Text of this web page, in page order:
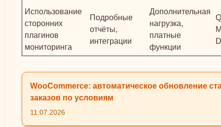
Использование
сторонних
плагинов
мониторинга
Подробные
отчёты,
интеграции
Дополнительная
нагрузка,
платные
функции
WooCommerce: автоматическое обновление
заказов по условиям
11.07.2026